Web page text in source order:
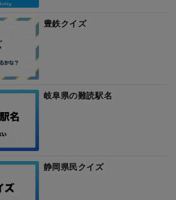
豊鉄クイズ
岐阜県の難読駅名
静岡県民クイズ